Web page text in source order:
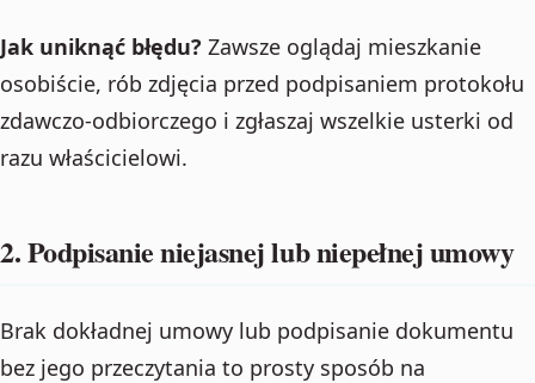
Jak uniknąć błędu? Zawsze oglądaj mieszkanie
osobiście, rób zdjęcia przed podpisaniem protokołu
zdawczo-odbiorczego i zgłaszaj wszelkie usterki od
razu właścicielowi.
2. Podpisanie niejasnej lub niepełnej umowy
Brak dokładnej umowy lub podpisanie dokumentu
bez jego przeczytania to prosty sposób na